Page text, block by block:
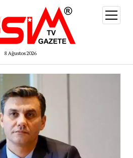
8 Ağustos 2026
aç